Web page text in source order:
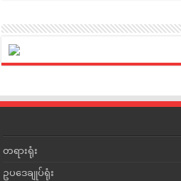
တရားရုံး
ဥပဒေချုပ်ရုံး